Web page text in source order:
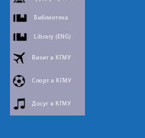
Библиотека
Library (ENG)
Визит в КГМУ
Спорт в КГМУ
Досуг в КГМУ